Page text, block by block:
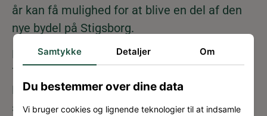
år kan få mulighed for at blive en del af den
nye bydel på Stigsborg.
Projektet består aktuelt af et plejecenter med
75 boliger, som skal erstatte Plejehjemmet
Elmely i Nørresundby, og dertilhørende
serviceareal og 56 familieboliger i varierende
Samtykke Detaljer Om
Du bestemmer over dine data
Vi bruger cookies og lignende teknologier til at indsamle